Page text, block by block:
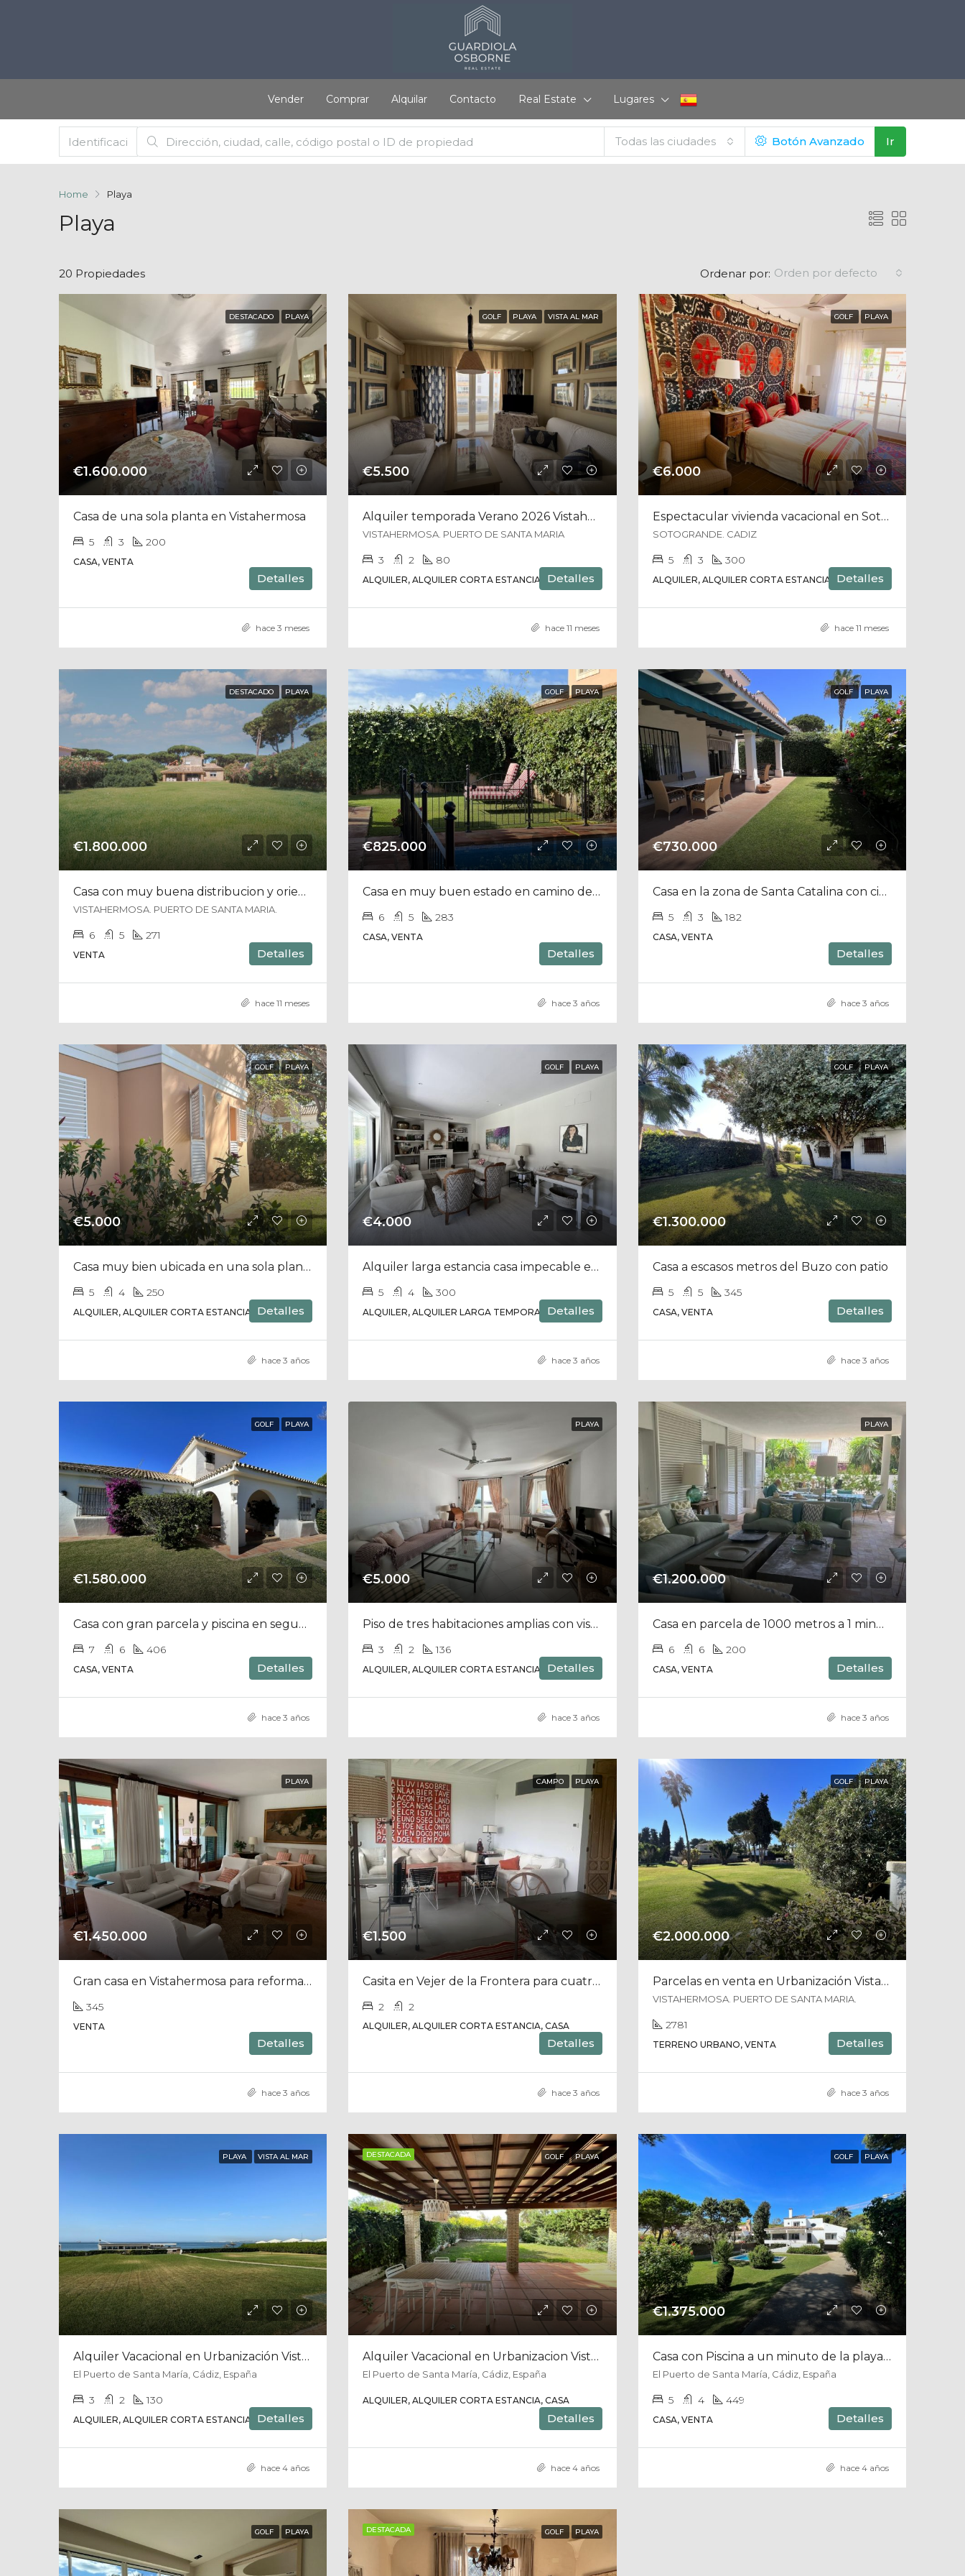
Vender Comprar Alquilar Contacto Real Estate Lugares
Todas las ciudades Botón Avanzado Ir
Home Playa
Playa
20 Propiedades Ordenar por: Orden por defecto
DESTACADO PLAYA
€1.600.000
Casa de una sola planta en Vistahermosa
5 3 200
CASA, VENTA
Detalles
hace 3 meses
GOLF PLAYA VISTA AL MAR
€5.500
Alquiler temporada Verano 2026 Vistahermosa
VISTAHERMOSA. PUERTO DE SANTA MARIA
3 2 80
ALQUILER, ALQUILER CORTA ESTANCIA Detalles
hace 11 meses
GOLF PLAYA
€6.000
Espectacular vivienda vacacional en Sotogrande
SOTOGRANDE. CADIZ
5 3 300
ALQUILER, ALQUILER CORTA ESTANCIA, CASADetalles
hace 11 meses
DESTACADO PLAYA
€1.800.000
Casa con muy buena distribucion y orientacion sur con parcela de 1.630 m2
VISTAHERMOSA. PUERTO DE SANTA MARIA.
6 5 271
VENTA Detalles
hace 11 meses
GOLF PLAYA
€825.000
Casa en muy buen estado en camino de arenillas con Piscina
6 5 283
CASA, VENTA
Detalles
hace 3 años
GOLF PLAYA
€730.000
Casa en la zona de Santa Catalina con cinco habitaciones
5 3 182
CASA, VENTA
Detalles
hace 3 años
GOLF PLAYA
€5.000
Casa muy bien ubicada en una sola planta en Vistahermosa
5 4 250
ALQUILER, ALQUILER CORTA ESTANCIA, CASADetalles
hace 3 años
GOLF PLAYA
€4.000
Alquiler larga estancia casa impecable en Vistahermosa
5 4 300
ALQUILER, ALQUILER LARGA TEMPORADA, CASA
Detalles
hace 3 años
GOLF PLAYA
€1.300.000
Casa a escasos metros del Buzo con patio
5 5 345
CASA, VENTA Detalles
hace 3 años
GOLF PLAYA
€1.580.000
Casa con gran parcela y piscina en segunda linea de playa
7 6 406
CASA, VENTA Detalles
hace 3 años
PLAYA
€5.000
Piso de tres habitaciones amplias con vistas al mar disponible para alquiler en julio 23
3 2 136
ALQUILER, ALQUILER CORTA ESTANCIA, PISODetalles
hace 3 años
PLAYA
€1.200.000
Casa en parcela de 1000 metros a 1 minuto de la casa grande
6 6 200
CASA, VENTA Detalles
hace 3 años
PLAYA
€1.450.000
Gran casa en Vistahermosa para reformar a 3´ de la playa
345
VENTA
Detalles
hace 3 años
CAMPO PLAYA
€1.500
Casita en Vejer de la Frontera para cuatro personas
2 2
ALQUILER, ALQUILER CORTA ESTANCIA, CASA
Detalles
hace 3 años
GOLF PLAYA
€2.000.000
Parcelas en venta en Urbanización Vistahermosa
VISTAHERMOSA. PUERTO DE SANTA MARIA.
2781
TERRENO URBANO, VENTA Detalles
hace 3 años
PLAYA VISTA AL MAR
Alquiler Vacacional en Urbanización Vistahermosa, Puerto de Santa Maria, Cadiz
El Puerto de Santa María, Cádiz, España
3 2 130
ALQUILER, ALQUILER CORTA ESTANCIA, CASADetalles
hace 4 años
DESTACADA GOLF PLAYA
Alquiler Vacacional en Urbanizacion Vistahermosa, Puerto de Santa Maria, Cadiz
El Puerto de Santa María, Cádiz, España
ALQUILER, ALQUILER CORTA ESTANCIA, CASA
Detalles
hace 4 años
GOLF PLAYA
€1.375.000
Casa con Piscina a un minuto de la playa en Vistahermosa
El Puerto de Santa María, Cádiz, España
5 4 449
CASA, VENTA Detalles
hace 4 años
GOLF PLAYA DESTACADA GOLF PLAYA